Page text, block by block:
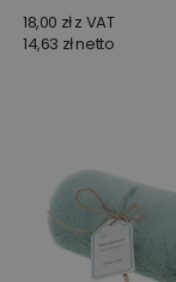
18,00 zł z VAT
14,63 zł netto